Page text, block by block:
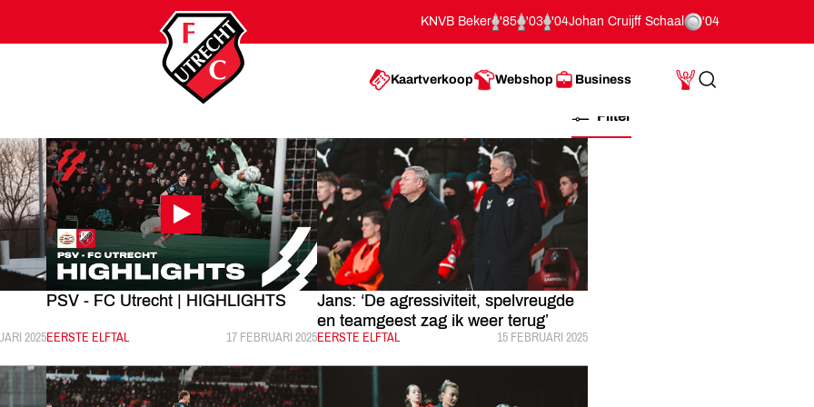
KNVB Beker '85 '03 '04Johan Cruijff Schaal '04
Kaartverkoop Webshop Business
Mijn Account
Search
Filter
2025
PSV - FC Utrecht | HIGHLIGHTS
CATEGORIE:
EERSTE ELFTAL GEPUBLICEERD:
17 FEBRUARI 2025
Jans: ‘De agressiviteit, spelvreugde
en teamgeest zag ik weer terug’
CATEGORIE:
EERSTE ELFTAL GEPUBLICEERD:
15 FEBRUARI 2025